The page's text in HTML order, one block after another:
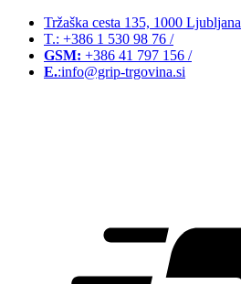
Tržaška cesta 135, 1000 Ljubljana
T.: +386 1 530 98 76 /
GSM: +386 41 797 156 /
E.:info@grip-trgovina.si